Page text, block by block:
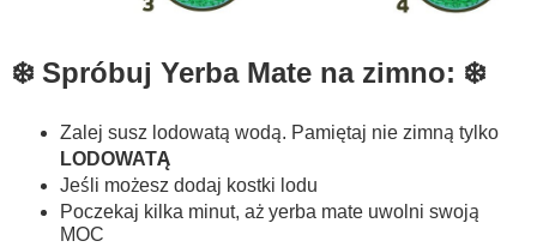
❄️ Spróbuj Yerba Mate na zimno: ❄️
Zalej susz lodowatą wodą. Pamiętaj nie zimną tylko
LODOWATĄ
Jeśli możesz dodaj kostki lodu
Poczekaj kilka minut, aż yerba mate uwolni swoją
MOC